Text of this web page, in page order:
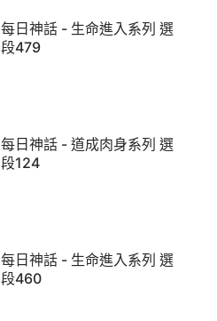
每日神話 - 生命進入系列 選
段479
每日神話 - 道成肉身系列 選
段124
每日神話 - 生命進入系列 選
段460